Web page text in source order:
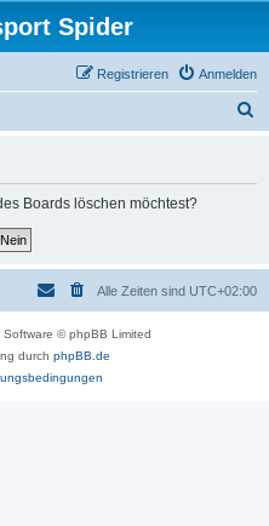
Spider
Anmelden
Registrieren
Boards löschen möchtest?
Alle Zeiten sind UTC+02:00
Software © phpBB Limited
durch phpBB.de